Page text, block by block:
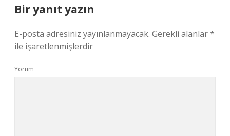
Bir yanıt yazın
E-posta adresiniz yayınlanmayacak. Gerekli alanlar*
ile işaretlenmişlerdir
Yorum